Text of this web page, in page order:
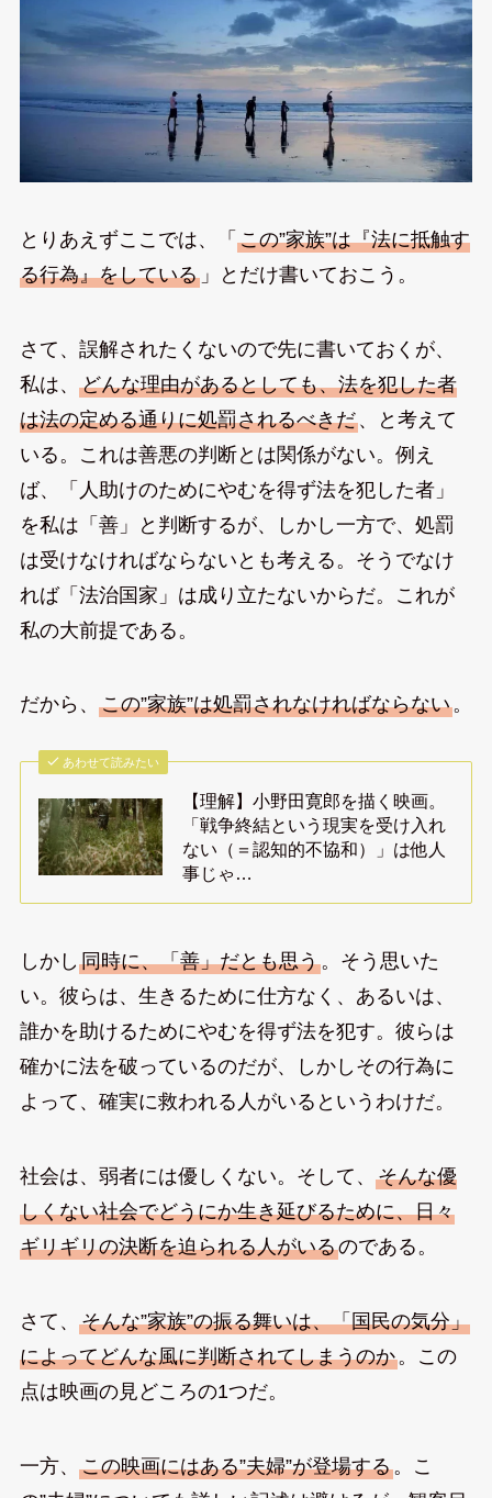
とりあえずここでは、「 この”家族”は『法に抵触す
る行為』をしている」とだけ書いておこう。
さて、誤解されたくないので先に書いておくが、
私は、 どんな理由があるとしても、法を犯した者
は法の定める通りに処罰されるべきだ、と考えて
いる。これは善悪の判断とは関係がない。例え
ば、「人助けのためにやむを得ず法を犯した者」
を私は「善」と判断するが、しかし一方で、処罰
は受けなければならないとも考える。そうでなけ
れば「法治国家」は成り立たないからだ。これが
私の大前提である。
だから、 この”家族”は処罰されなければならない。
あわせて読みたい
【理解】小野田寛郎を描く映画。
「戦争終結という現実を受け入れ
ない（＝認知的不協和）」は他人
事じゃ…
しかし 同時に、「善」だとも思う。そう思いた
い。彼らは、生きるために仕方なく、あるいは、
誰かを助けるためにやむを得ず法を犯す。彼らは
確かに法を破っているのだが、しかしその行為に
よって、確実に救われる人がいるというわけだ。
社会は、弱者には優しくない。そして、 そんな優
しくない社会でどうにか生き延びるために、日々
ギリギリの決断を迫られる人がいるのである。
さて、 そんな”家族”の振る舞いは、「国民の気分」
によってどんな風に判断されてしまうのか。この
点は映画の見どころの1つだ。
一方、 この映画にはある”夫婦”が登場する。こ